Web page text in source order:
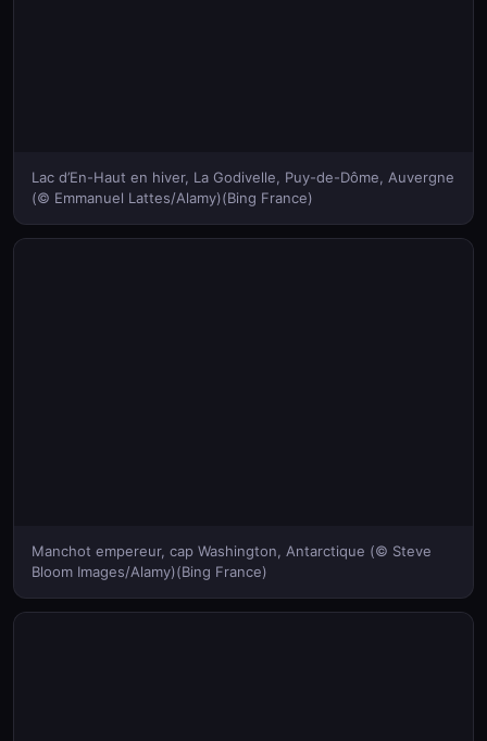
Lac d’En-Haut en hiver, La Godivelle, Puy-de-Dôme, Auvergne
(© Emmanuel Lattes/Alamy)(Bing France)
Manchot empereur, cap Washington, Antarctique (© Steve
Bloom Images/Alamy)(Bing France)